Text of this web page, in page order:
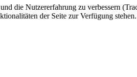
die Nutzererfahrung zu verbessern
der Seite zur Verfügung stehen.